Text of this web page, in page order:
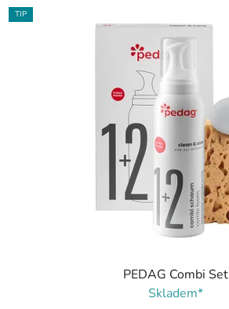
TIP
PEDAG Combi Set
Skladem*